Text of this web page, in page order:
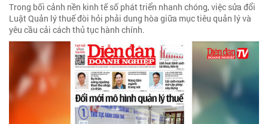
Trong bối cảnh nền kinh tế số phát triển nhanh chóng, việc sửa đổi
Luật Quản lý thuế đòi hỏi phải dung hòa giữa mục tiêu quản lý và
yêu cầu cải cách thủ tục hành chính.